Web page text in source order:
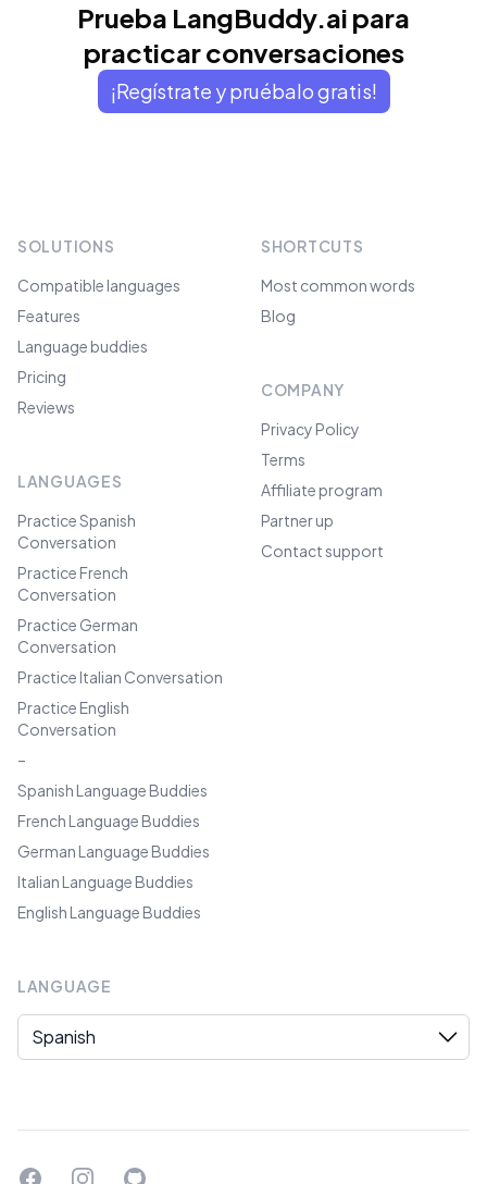
Prueba LangBuddy.ai para
practicar conversaciones
¡Regístrate y pruébalo gratis!
SOLUTIONS
Compatible languages
Features
Language buddies
Pricing
Reviews
LANGUAGES
Practice Spanish
Conversation
Practice French
Conversation
Practice German
Conversation
Practice Italian Conversation
Practice English
Conversation
–
Spanish Language Buddies
French Language Buddies
German Language Buddies
Italian Language Buddies
English Language Buddies
SHORTCUTS
Most common words
Blog
COMPANY
Privacy Policy
Terms
Affiliate program
Partner up
Contact support
LANGUAGE
Language
FacebookInstagramGitHub